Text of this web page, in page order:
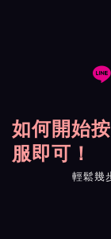

如何開始
服即可！
輕鬆幾